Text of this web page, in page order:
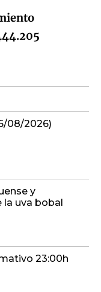
08/2026)
y
la uva bobal
23:00h